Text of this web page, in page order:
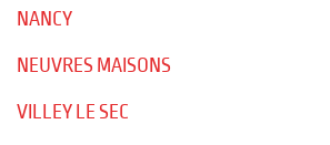
NANCY
NEUVRES MAISONS
VILLEY LE SEC